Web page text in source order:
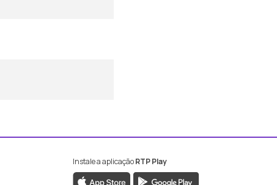
da RTP Antena 2
da RTP Antena 2
YouTube da RTP Antena 2
ao X da RTP Antena 2
Instale a aplicaçãoRTP Play